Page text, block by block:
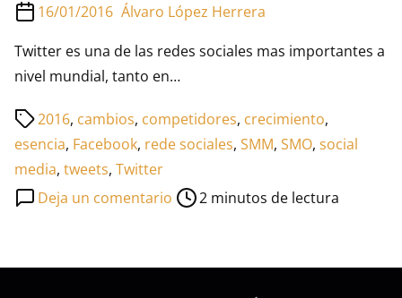
16/01/2016 Álvaro López Herrera
Twitter es una de las redes sociales mas importantes a
nivel mundial, tanto en…
2016, cambios, competidores, crecimiento,
esencia, Facebook, rede sociales, SMM, SMO, social
media, tweets, Twitter
Deja un comentario en
de
Tiempo
de
lectura
de
2 minutos de lectura